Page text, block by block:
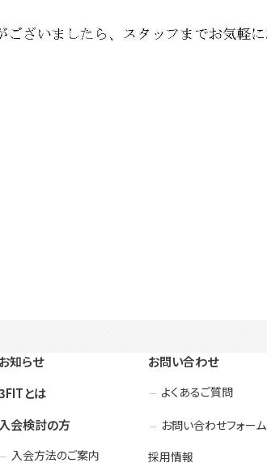
お知らせ
とは
入会検討の方
入会方法のご案内
お問い合わせ
よくあるご質問
お問い合わせフォーム
採用情報